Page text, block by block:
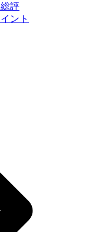
評
ント